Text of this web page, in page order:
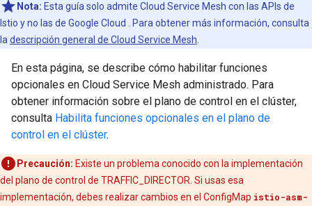
Nota: Esta guía solo admite Cloud Service Mesh con las APIs de
Istio y no las de Google Cloud . Para obtener más información, consulta
la descripción general de Cloud Service Mesh
En esta página, se describe cómo habilitar funciones
opcionales en Cloud Service Mesh administrado. Para
obtener información sobre el plano de control en el clúster,
consulta Habilita funciones opcionales en el plano de
control en el clúster.
Precaución: Existe un problema conocido con la implementación
del plano de control de TRAFFIC_DIRECTOR. Si usas esa
implementación, debes realizar cambios en el ConfigMap istio-asm-